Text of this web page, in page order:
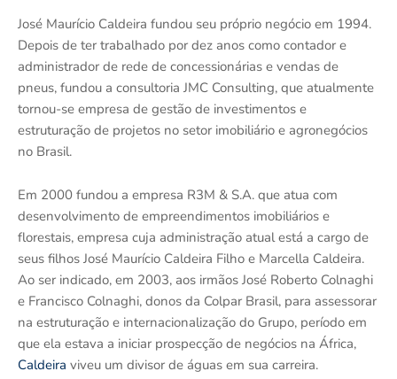
José Maurício Caldeira fundou seu próprio negócio em 1994.
Depois de ter trabalhado por dez anos como contador e
administrador de rede de concessionárias e vendas de
pneus, fundou a consultoria JMC Consulting, que atualmente
tornou-se empresa de gestão de investimentos e
estruturação de projetos no setor imobiliário e agronegócios
no Brasil.
Em 2000 fundou a empresa R3M & S.A. que atua com
desenvolvimento de empreendimentos imobiliários e
florestais, empresa cuja administração atual está a cargo de
seus filhos José Maurício Caldeira Filho e Marcella Caldeira.
Ao ser indicado, em 2003, aos irmãos José Roberto Colnaghi
e Francisco Colnaghi, donos da Colpar Brasil, para assessorar
na estruturação e internacionalização do Grupo, período em
que ela estava a iniciar prospecção de negócios na África,
Caldeira viveu um divisor de águas em sua carreira.